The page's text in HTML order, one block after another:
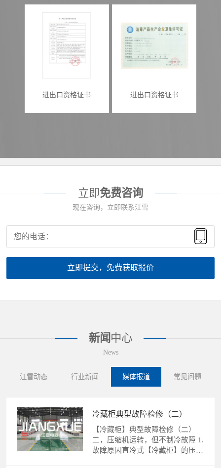
进出口资格证书 进出口资格证书
立即免费咨询
现在咨询，立即联系江雪
立即提交，免费获取报价
新闻 中心
News
江雪动态 行业新闻 媒体报道 常见问题
冷藏柜典型故障检修（二）
【冷藏柜】典型故障检修（二）
二，压缩机运转，但不制冷故障 1.
故障原因直冷式【冷藏柜】的压缩